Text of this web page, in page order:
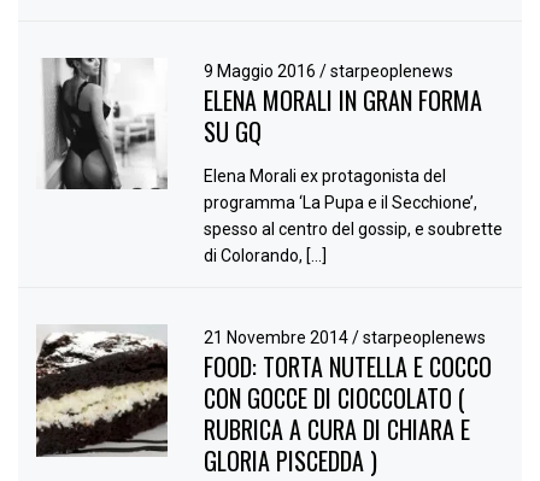
9 Maggio 2016/ starpeoplenews
ELENA MORALI IN GRAN FORMA
SU GQ
Elena Morali ex protagonista del
programma ‘La Pupa e il Secchione’,
spesso al centro del gossip, e soubrette
di Colorando, […]
21 Novembre 2014/ starpeoplenews
FOOD: TORTA NUTELLA E COCCO
CON GOCCE DI CIOCCOLATO (
RUBRICA A CURA DI CHIARA E
GLORIA PISCEDDA )